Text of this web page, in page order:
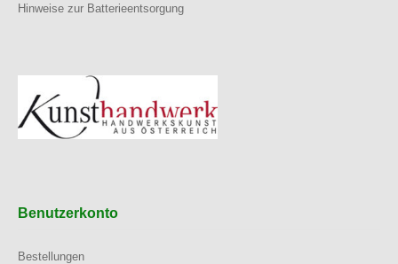
Hinweise zur Batterieentsorgung
Benutzerkonto
Bestellungen